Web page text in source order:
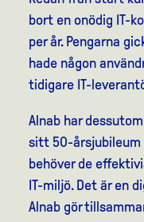
bort en onödig IT-
per år. Pengarna
hade någon
tidigare IT-
Alnab har
sitt 50-årsjubileum
behöver de
IT-miljö. Det är en
Alnab gör